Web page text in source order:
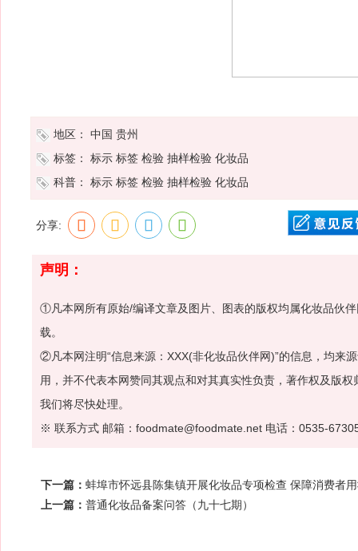
地区： 中国 贵州
标签：
标示 标签 检验 抽样检验 化妆品
科普：
标示 标签 检验 抽样检验 化妆品
分享:
声明：
①凡本网所有原始/编译文章及图片、图表的版权均属化妆品伙
载。
②凡本网注明“信息来源：XXX(非化妆品伙伴网)”的信息，均来
用，并不代表本网赞同其观点和对其真实性负责，著作权及版
我们将尽快处理。
※ 联系方式 邮箱：foodmate@foodmate.net 电话：0535-
下一篇： 蚌埠市怀远县陈集镇开展化妆品专项检查 保障消费者
上一篇： 普通化妆品备案问答（九十七期）